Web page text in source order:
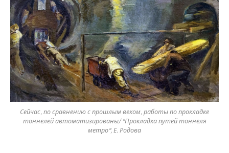
Сейчас, по сравнению с прошлым веком, работы по прокладке
тоннелей автоматизированы/ "Прокладка путей тоннеля
метро", Е. Родова